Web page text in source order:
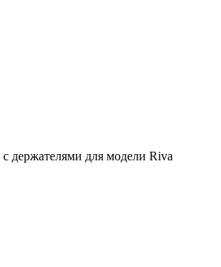
держателями для модели Riva